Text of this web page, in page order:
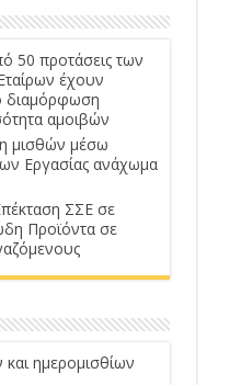
50 προτάσεις των
έχουν
διαμόρφωση
αμοιβών
μισθών μέσω
Εργασίας ανάχωμα
ΣΣΕ σε
Προϊόντα σε
ημερομισθίων